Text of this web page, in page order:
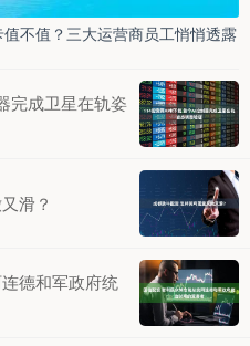
不值？三大运营商员工悄悄透露
完成卫星在轨姿
滑？
德和军政府统